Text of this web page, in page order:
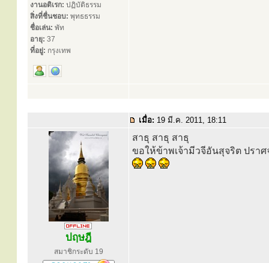
งานอดิเรก: ปฏิบัติธรรม
สิ่งที่ชื่นชอบ: พุทธธรรม
ชื่อเล่น: พัท
อายุ: 37
ที่อยู่: กรุงเทพ
เมื่อ: 19 มี.ค. 2011, 18:11
ปฤษฎี
สมาชิกระดับ 19
สาธุ สาธุ สาธุ
ขอให้ข้าพเจ้ามีวจีอันสุจริต ปรา